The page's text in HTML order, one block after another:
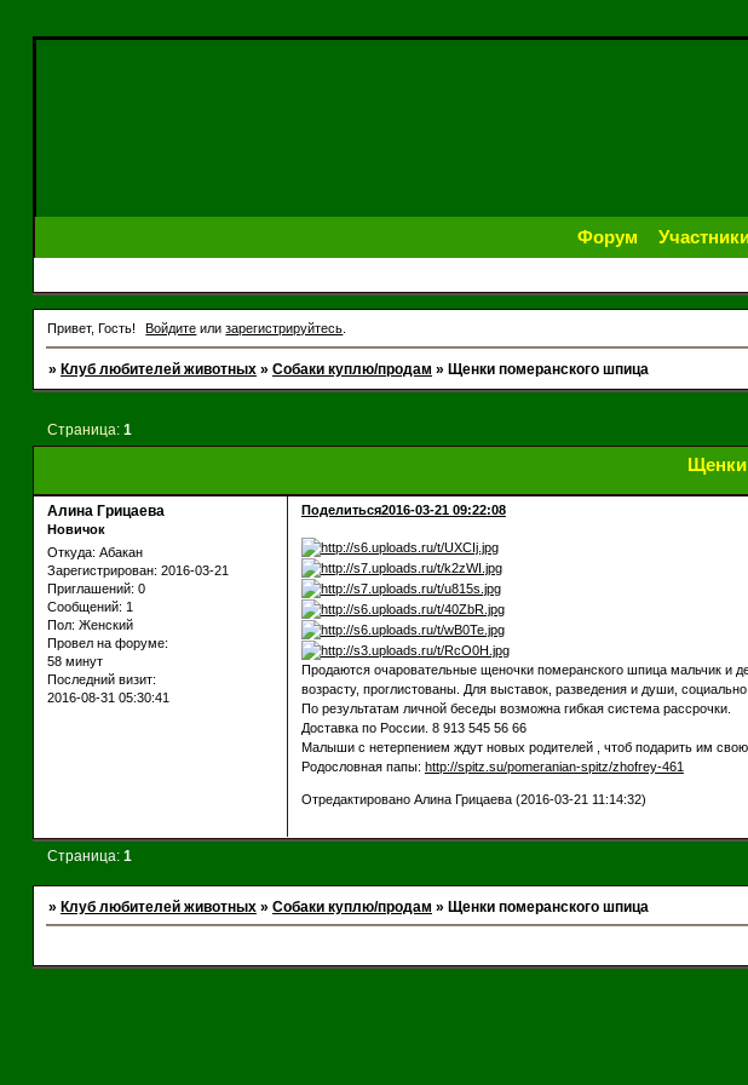
Форум
Привет, Гость! Войдите илизарегистрируйтесь
» Клуб любителей животных » Собаки куплю/продам » Щенки померанского шпица
Страница: 1
Поделиться2016-03-21 09:22:08
Алина Грицаева
Новичок
Откуда: Абакан
Зарегистрирован: 2016-03-21
Приглашений: 0
Сообщений: 1
Пол: Женский
Провел на форуме:
58 минут
Последний визит:
2016-08-31 05:30:41
Продаются очаровательные щеночки померанского шпица мальчик и
возрасту, проглистованы. Для выставок, разведения и души,
По результатам личной беседы возможна гибкая система рассрочки.
Доставка по России. 8 913 545 56 66
Малыши с нетерпением ждут новых родителей , чтоб подарить им
Родословная папы: http://spitz.su/pomeranian-spitz/zhofrey-461
Отредактировано Алина Грицаева (2016-03-21 11:14:32)
Страница: 1
» Клуб любителей животных » Собаки куплю/продам » Щенки померанского шпица